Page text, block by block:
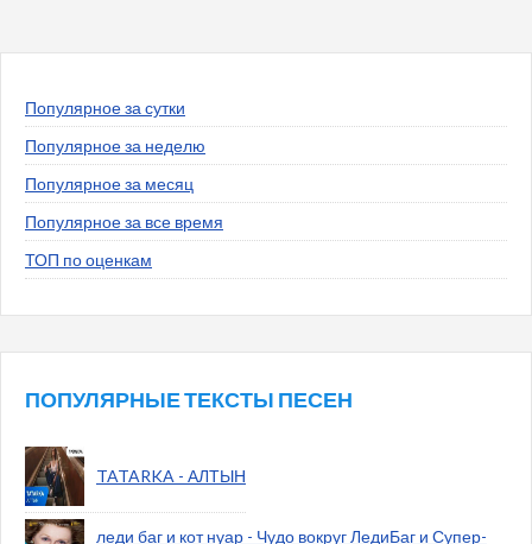
Популярное за сутки
Популярное за неделю
Популярное за месяц
Популярное за все время
ТОП по оценкам
ПОПУЛЯРНЫЕ ТЕКСТЫ ПЕСЕН
TATARKA - АЛТЫН
леди баг и кот нуар - Чудо вокруг ЛедиБаг и Супер-